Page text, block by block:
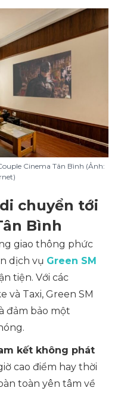
Cinema Tân Bình (Ảnh:
chuyển tới
Bình
giao thông phức
dịch vụ Green SM
tiện. Với các
và Taxi, Green SM
đảm bảo một
kết không phát
cao điểm hay thời
toàn yên tâm về